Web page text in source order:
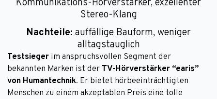
Kommunikations-Hörverstärker, exzellenter
Stereo-Klang
Nachteile: auffällige Bauform, weniger
alltagstauglich
Testsieger im anspruchsvollen Segment der
bekannten Marken ist der TV-Hörverstärker “earis”
von Humantechnik. Er bietet hörbeeinträchtigten
Menschen zu einem akzeptablen Preis eine tolle